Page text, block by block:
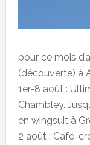
pour ce mois
(découverte) à
1er-8 août :
Chambley.
en wingsuit à
2 août : Café-